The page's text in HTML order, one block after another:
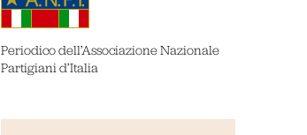
Periodico dell’Associazione Nazionale
Partigiani d’Italia